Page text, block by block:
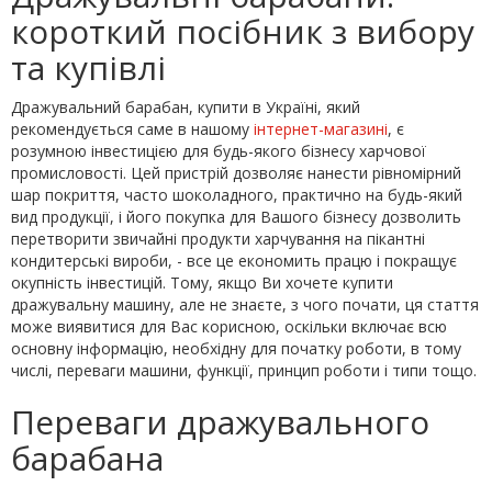
короткий посібник з вибору
та купівлі
Дражувальний барабан, купити в Україні, який
рекомендується саме в нашому інтернет-магазині, є
розумною інвестицією для будь-якого бізнесу харчової
промисловості. Цей пристрій дозволяє нанести рівномірний
шар покриття, часто шоколадного, практично на будь-який
вид продукції, і його покупка для Вашого бізнесу дозволить
перетворити звичайні продукти харчування на пікантні
кондитерські вироби, - все це економить працю і покращує
окупність інвестицій. Тому, якщо Ви хочете купити
дражувальну машину, але не знаєте, з чого почати, ця стаття
може виявитися для Вас корисною, оскільки включає всю
основну інформацію, необхідну для початку роботи, в тому
числі, переваги машини, функції, принцип роботи і типи тощо.
Переваги дражувального
барабана